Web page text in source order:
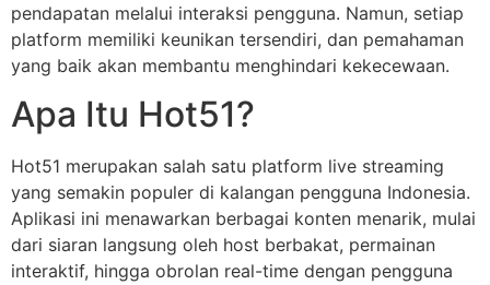
pendapatan melalui interaksi pengguna. Namun, setiap
platform memiliki keunikan tersendiri, dan pemahaman
yang baik akan membantu menghindari kekecewaan.
Apa Itu Hot51?
Hot51 merupakan salah satu platform live streaming
yang semakin populer di kalangan pengguna Indonesia.
Aplikasi ini menawarkan berbagai konten menarik, mulai
dari siaran langsung oleh host berbakat, permainan
interaktif, hingga obrolan real-time dengan pengguna